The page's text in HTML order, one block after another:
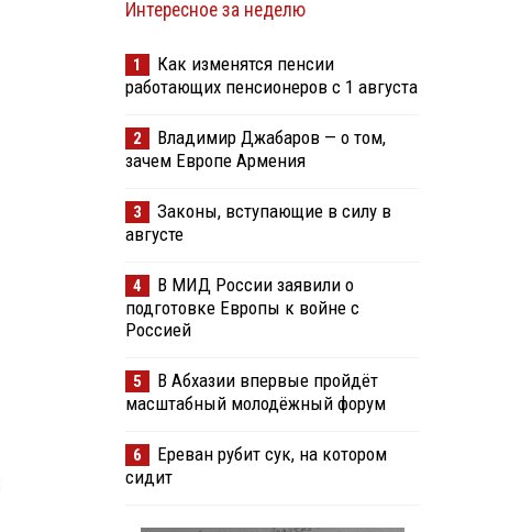
Интересное за неделю
1
Как изменятся пенсии
работающих пенсионеров с 1 августа
2
Владимир Джабаров — о том,
зачем Европе Армения
3
Законы, вступающие в силу в
августе
4
В МИД России заявили о
подготовке Европы к войне с
Россией
5
В Абхазии впервые пройдёт
масштабный молодёжный форум
6
Ереван рубит сук, на котором
сидит